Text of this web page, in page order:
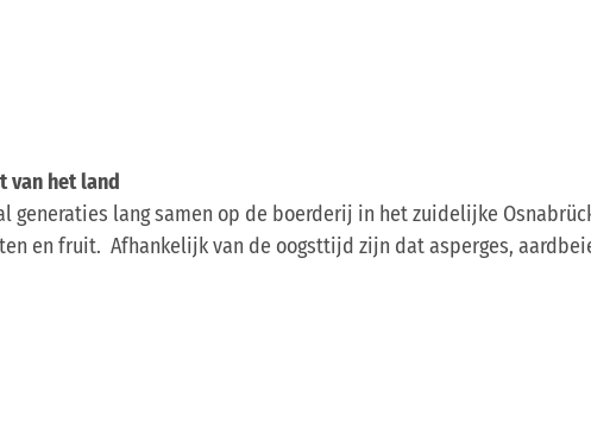
van het land
generaties lang samen op de boerderij in het zuidelijke
en fruit. Afhankelijk van de oogsttijd zijn dat asperges,